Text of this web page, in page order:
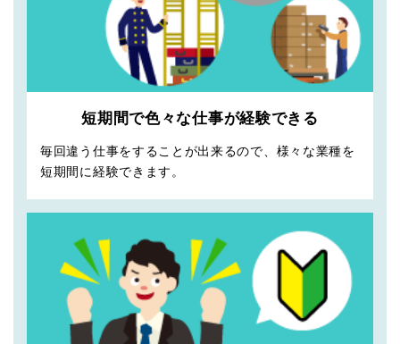
短期間で色々な仕事が経験できる
毎回違う仕事をすることが出来るので、様々な業種を
短期間に経験できます。